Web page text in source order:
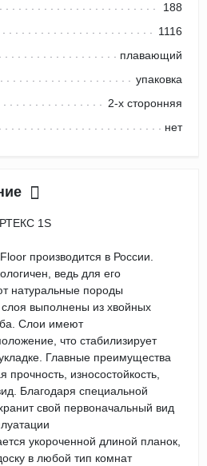
188
1116
плавающий
упаковка
2-х сторонняя
нет
1S
производится в России.
ведь для его
натуральные породы
выполнены из хвойных
Слои имеют
что стабилизирует
Главные преимущества
прочность, износостойкость,
Благодаря специальной
свой первоначальный вид
укороченной длиной планок,
в любой тип комнат